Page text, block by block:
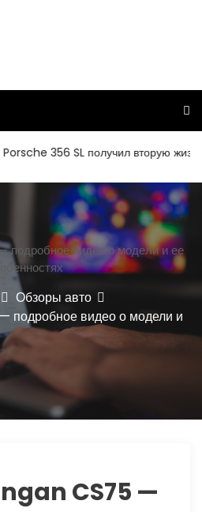
SL получил вторую жизнь
видео о модели и ее
Обзоры авто
подробное видео о модели и
CS75 —